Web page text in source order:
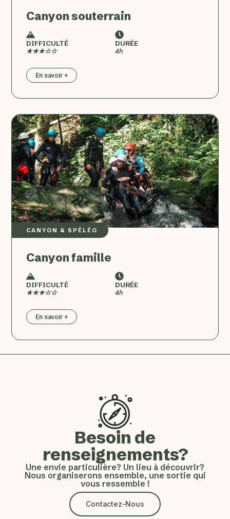
Canyon souterrain
DIFFICULTÉ
★★★☆☆
DURÉE
4h
En savoir +
CANYON & SPÉLÉO
Canyon famille
DIFFICULTÉ
★★★☆☆
DURÉE
4h
En savoir +
Besoin de
renseignements?
Une envie particulière? Un lieu à découvrir?
Nous organiserons ensemble, une sortie qui
vous ressemble !
Contactez-Nous